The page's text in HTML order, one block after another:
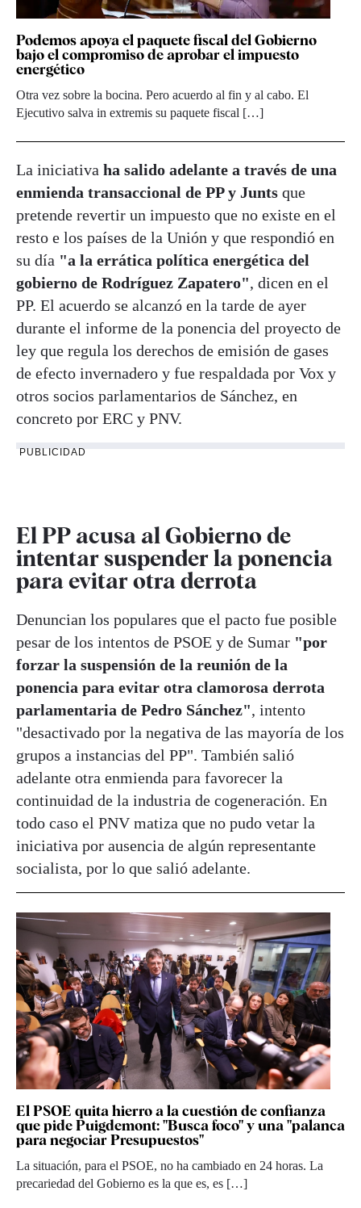
Podemos apoya el paquete fiscal del Gobierno
bajo el compromiso de aprobar el impuesto
energético
Otra vez sobre la bocina. Pero acuerdo al fin y al cabo. El
Ejecutivo salva in extremis su paquete fiscal […]
La iniciativa ha salido adelante a través de una
enmienda transaccional de PP y Junts que
pretende revertir un impuesto que no existe en el
resto e los países de la Unión y que respondió en
su día "a la errática política energética del
gobierno de Rodríguez Zapatero", dicen en el
PP. El acuerdo se alcanzó en la tarde de ayer
durante el informe de la ponencia del proyecto de
ley que regula los derechos de emisión de gases
de efecto invernadero y fue respaldada por Vox y
otros socios parlamentarios de Sánchez, en
concreto por ERC y PNV.
PUBLICIDAD
El PP acusa al Gobierno de
intentar suspender la ponencia
para evitar otra derrota
Denuncian los populares que el pacto fue posible
pesar de los intentos de PSOE y de Sumar "por
forzar la suspensión de la reunión de la
ponencia para evitar otra clamorosa derrota
parlamentaria de Pedro Sánchez", intento
"desactivado por la negativa de las mayoría de los
grupos a instancias del PP". También salió
adelante otra enmienda para favorecer la
continuidad de la industria de cogeneración. En
todo caso el PNV matiza que no pudo vetar la
iniciativa por ausencia de algún representante
socialista, por lo que salió adelante.
El PSOE quita hierro a la cuestión de confianza
que pide Puigdemont: "Busca foco" y una "palanca
para negociar Presupuestos"
La situación, para el PSOE, no ha cambiado en 24 horas. La
precariedad del Gobierno es la que es, es […]